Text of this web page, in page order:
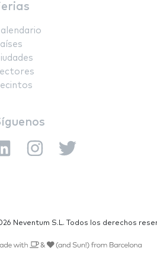
Neventum S.L. Todos los derechos